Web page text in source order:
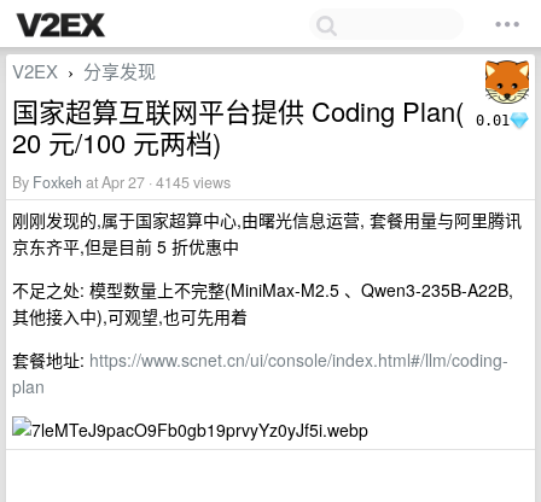
0.01
V2EX › 分享发现
国家超算互联网平台提供 Coding Plan(
20 元/100 元两档)
By Foxkeh at Apr 27 · 4145 views
刚刚发现的,属于国家超算中心,由曙光信息运营, 套餐用量与阿里腾讯
京东齐平,但是目前 5 折优惠中
不足之处: 模型数量上不完整(MiniMax-M2.5 、Qwen3-235B-A22B,
其他接入中),可观望,也可先用着
套餐地址: https://www.scnet.cn/ui/console/index.html#/llm/coding-
plan